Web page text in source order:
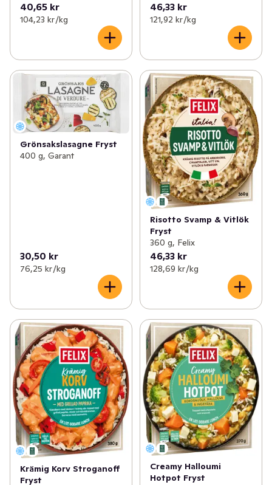
40,65 kr
104,23 kr /kg
46,33 kr
121,92 kr /kg
Grönsakslasagne Fryst
400 g, Garant
30,50 kr
76,25 kr /kg
Risotto Svamp & Vitlök
Fryst
360 g, Felix
46,33 kr
128,69 kr /kg
Krämig Korv Stroganoff
Fryst
Creamy Halloumi
Hotpot Fryst